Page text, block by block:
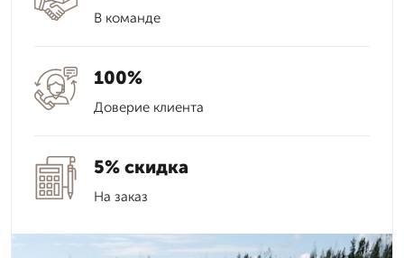
В команде
100%
Доверие клиента
5% скидка
На заказ